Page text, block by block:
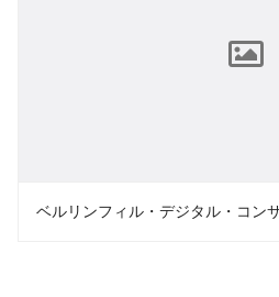
ベルリンフィル・デジタル・コン